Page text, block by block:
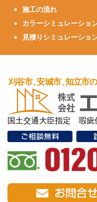
施工の流れ
カラーシミュレーショ
見積りシミュレーショ
国土交通大臣指定 瑕疵